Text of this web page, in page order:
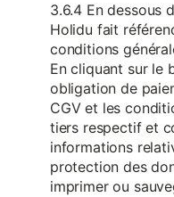
3.6.4 En dessous
Holidu fait
conditions
En cliquant sur le
obligation de
CGV et les
tiers respectif et
informations
protection des
imprimer ou